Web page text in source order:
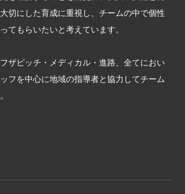
切にした育成に重視し、チームの中で個性
てもらいたいと考えています。
ザピッチ・メディカル・進路、全てにおい
フを中心に地域の指導者と協力してチーム